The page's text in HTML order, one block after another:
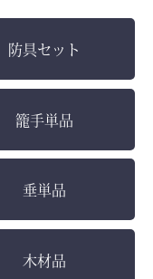
防具セット
籠手単品
垂単品
木材品